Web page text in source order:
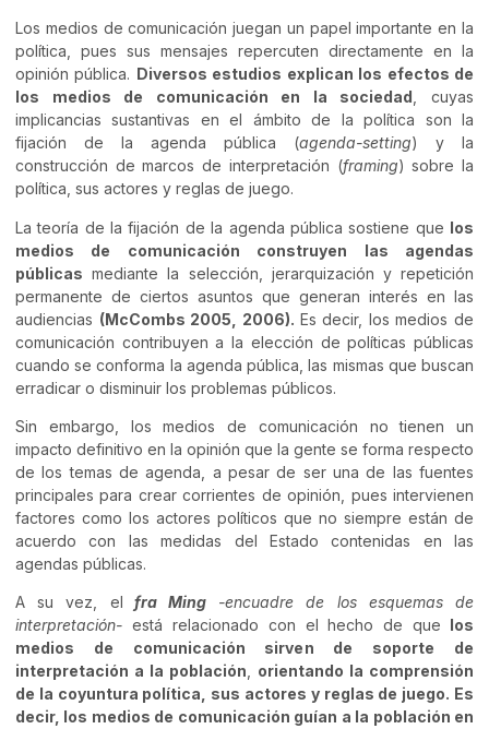
Los medios de comunicación juegan un papel importante en la
política, pues sus mensajes repercuten directamente en la
opinión pública. Diversos estudios explican los efectos de
los medios de comunicación en la sociedad , cuyas
implicancias sustantivas en el ámbito de la política son la
fijación de la agenda pública (agenda-setting) y la
construcción de marcos de interpretación (framing) sobre la
política, sus actores y reglas de juego.
La teoría de la fijación de la agenda pública sostiene que los
medios de comunicación construyen las agendas
públicas mediante la selección, jerarquización y repetición
permanente de ciertos asuntos que generan interés en las
audiencias (McCombs 2005, 2006). Es decir, los medios de
comunicación contribuyen a la elección de políticas públicas
cuando se conforma la agenda pública, las mismas que buscan
erradicar o disminuir los problemas públicos.
Sin embargo, los medios de comunicación no tienen un
impacto definitivo en la opinión que la gente se forma respecto
de los temas de agenda, a pesar de ser una de las fuentes
principales para crear corrientes de opinión, pues intervienen
factores como los actores políticos que no siempre están de
acuerdo con las medidas del Estado contenidas en las
agendas públicas.
A su vez, el fra Ming -encuadre de los esquemas de
interpretación- está relacionado con el hecho de que los
medios de comunicación sirven de soporte de
interpretación a la población
orientando la comprensión
de la coyuntura política, sus actores y reglas de juego. Es
decir, los medios de comunicación guían a la población en